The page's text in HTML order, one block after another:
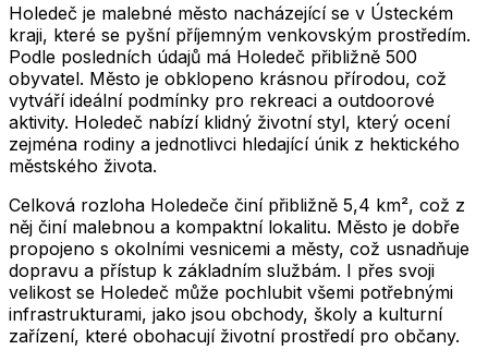
Holedeč je malebné město nacházející se v Ústeckém
kraji, které se pyšní příjemným venkovským prostředím.
Podle posledních údajů má Holedeč přibližně 500
obyvatel. Město je obklopeno krásnou přírodou, což
vytváří ideální podmínky pro rekreaci a outdoorové
aktivity. Holedeč nabízí klidný životní styl, který ocení
zejména rodiny a jednotlivci hledající únik z hektického
městského života.
Celková rozloha Holedeče činí přibližně 5,4 km², což z
něj činí malebnou a kompaktní lokalitu. Město je dobře
propojeno s okolními vesnicemi a městy, což usnadňuje
dopravu a přístup k základním službám. I přes svoji
velikost se Holedeč může pochlubit všemi potřebnými
infrastrukturami, jako jsou obchody, školy a kulturní
zařízení, které obohacují životní prostředí pro občany.